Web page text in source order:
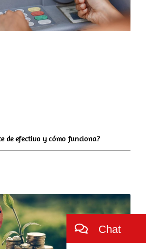
de efectivo y cómo funciona?
Chat